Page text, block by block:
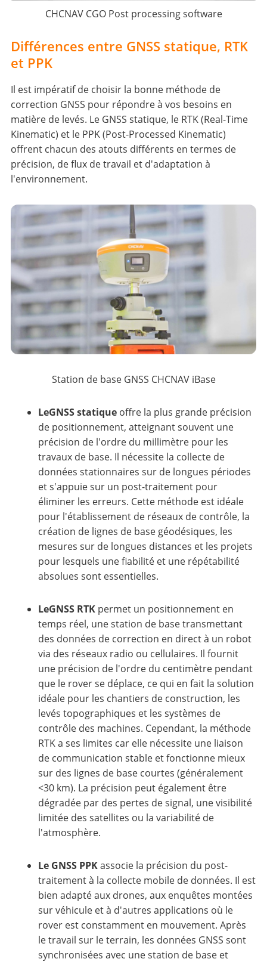
CHCNAV CGO Post processing software
Différences entre GNSS statique, RTK
et PPK
Il est impératif de choisir la bonne méthode de
correction GNSS pour répondre à vos besoins en
matière de levés. Le GNSS statique, le RTK (Real-Time
Kinematic) et le PPK (Post-Processed Kinematic)
offrent chacun des atouts différents en termes de
précision, de flux de travail et d'adaptation à
l'environnement.
Station de base GNSS CHCNAV iBase
LeGNSS statique offre la plus grande précision
de positionnement, atteignant souvent une
précision de l'ordre du millimètre pour les
travaux de base. Il nécessite la collecte de
données stationnaires sur de longues périodes
et s'appuie sur un post-traitement pour
éliminer les erreurs. Cette méthode est idéale
pour l'établissement de réseaux de contrôle, la
création de lignes de base géodésiques, les
mesures sur de longues distances et les projets
pour lesquels une fiabilité et une répétabilité
absolues sont essentielles.
LeGNSS RTK permet un positionnement en
temps réel, une station de base transmettant
des données de correction en direct à un robot
via des réseaux radio ou cellulaires. Il fournit
une précision de l'ordre du centimètre pendant
que le rover se déplace, ce qui en fait la solution
idéale pour les chantiers de construction, les
levés topographiques et les systèmes de
contrôle des machines. Cependant, la méthode
RTK a ses limites car elle nécessite une liaison
de communication stable et fonctionne mieux
sur des lignes de base courtes (généralement
<30 km). La précision peut également être
dégradée par des pertes de signal, une visibilité
limitée des satellites ou la variabilité de
l'atmosphère.
Le GNSS PPKassocie la précision du post-
traitement à la collecte mobile de données. Il est
bien adapté aux drones, aux enquêtes montées
sur véhicule et à d'autres applications où le
rover est constamment en mouvement. Après
le travail sur le terrain, les données GNSS sont
synchronisées avec une station de base et